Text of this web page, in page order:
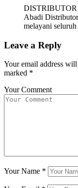
Abadi
melayani
Leave a Reply
Your email address
marked *
Your Comment
Your Name *